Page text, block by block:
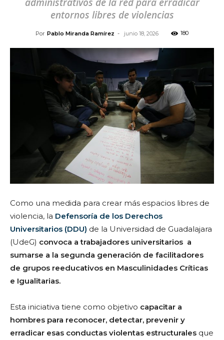
entornos libres de violencias
Por Pablo Miranda Ramírez - junio 18, 2026 180
Como una medida para crear más espacios libres de
violencia, la Defensoría de los Derechos
Universitarios (DDU) de la Universidad de Guadalajara
(UdeG) convoca a trabajadores universitarios a
sumarse a la segunda generación de facilitadores
de grupos reeducativos en Masculinidades Críticas
e Igualitarias.
Esta iniciativa tiene como objetivo capacitar a
hombres para reconocer, detectar, prevenir y
erradicar esas conductas violentas estructurales que